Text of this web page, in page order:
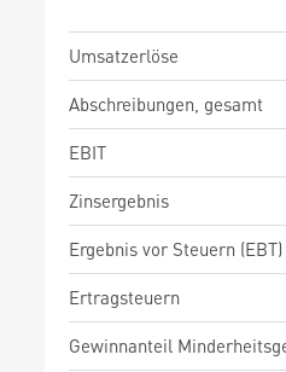
Umsatzerlöse
Abschreibungen, gesamt
EBIT
Zinsergebnis
Ergebnis vor Steuern (EBT)
Ertragsteuern
Gewinnanteil